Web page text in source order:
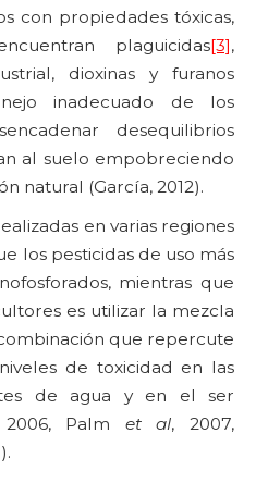
con propiedades tóxicas,
plaguicidas[3],
dioxinas y furanos
inadecuado de los
desequilibrios
al suelo empobreciendo
natural (García, 2012).
en varias regiones
los pesticidas de uso más
mientras que
es utilizar la mezcla
que repercute
de toxicidad en las
de agua y en el ser
Palm et al, 2007,